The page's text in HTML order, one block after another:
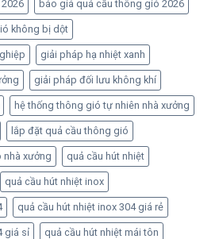
báo giá quả cầu thông gió 2026
không bị dột
giải pháp hạ nhiệt xanh
giải pháp đối lưu không khí
hệ thống thông gió tự nhiên nhà xưởng
lắp đặt quả cầu thông gió
nhà xưởng quả cầu hút nhiệt
quả cầu hút nhiệt inox
quả cầu hút nhiệt inox 304 giá rẻ
giá sỉ quả cầu hút nhiệt mái tôn